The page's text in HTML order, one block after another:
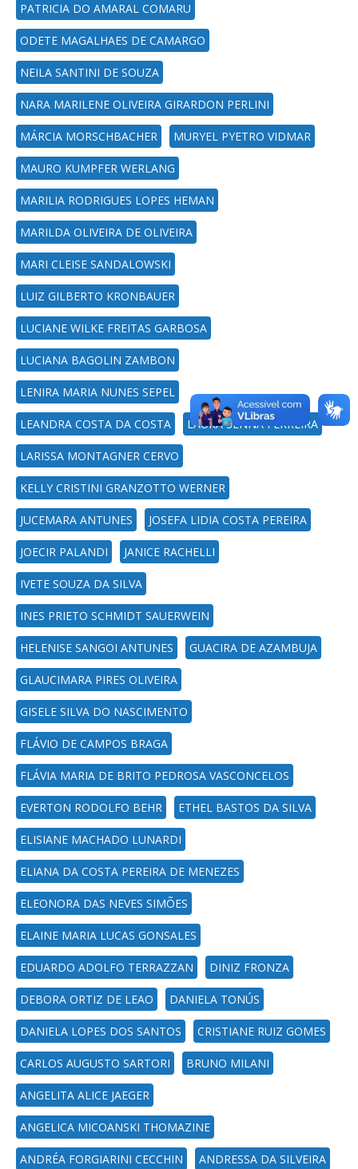
PATRICIA DO AMARAL COMARU
ODETE MAGALHAES DE CAMARGO
NEILA SANTINI DE SOUZA
NARA MARILENE OLIVEIRA GIRARDON PERLINI
MÁRCIA MORSCHBACHER MURYEL PYETRO VIDMAR
MAURO KUMPFER WERLANG
MARILIA RODRIGUES LOPES HEMAN
MARILDA OLIVEIRA DE OLIVEIRA
MARI CLEISE SANDALOWSKI
LUIZ GILBERTO KRONBAUER
LUCIANE WILKE FREITAS GARBOSA
LUCIANA BAGOLIN ZAMBON
LENIRA MARIA NUNES SEPEL
LEANDRA COSTA DA COSTA LAURA SENNA FERREIRA
LARISSA MONTAGNER CERVO
KELLY CRISTINI GRANZOTTO WERNER
JUCEMARA ANTUNES JOSEFA LIDIA COSTA PEREIRA
JOECIR PALANDI JANICE RACHELLI
IVETE SOUZA DA SILVA
INES PRIETO SCHMIDT SAUERWEIN
HELENISE SANGOI ANTUNES GUACIRA DE AZAMBUJA
GLAUCIMARA PIRES OLIVEIRA
GISELE SILVA DO NASCIMENTO
FLÁVIO DE CAMPOS BRAGA
FLÁVIA MARIA DE BRITO PEDROSA VASCONCELOS
EVERTON RODOLFO BEHR ETHEL BASTOS DA SILVA
ELISIANE MACHADO LUNARDI
ELIANA DA COSTA PEREIRA DE MENEZES
ELEONORA DAS NEVES SIMÕES
ELAINE MARIA LUCAS GONSALES
EDUARDO ADOLFO TERRAZZAN DINIZ FRONZA
DEBORA ORTIZ DE LEAO DANIELA TONÚS
DANIELA LOPES DOS SANTOS CRISTIANE RUIZ GOMES
CARLOS AUGUSTO SARTORI BRUNO MILANI
ANGELITA ALICE JAEGER
ANGELICA MICOANSKI THOMAZINE
ANDRÉA FORGIARINI CECCHIN ANDRESSA DA SILVEIRA